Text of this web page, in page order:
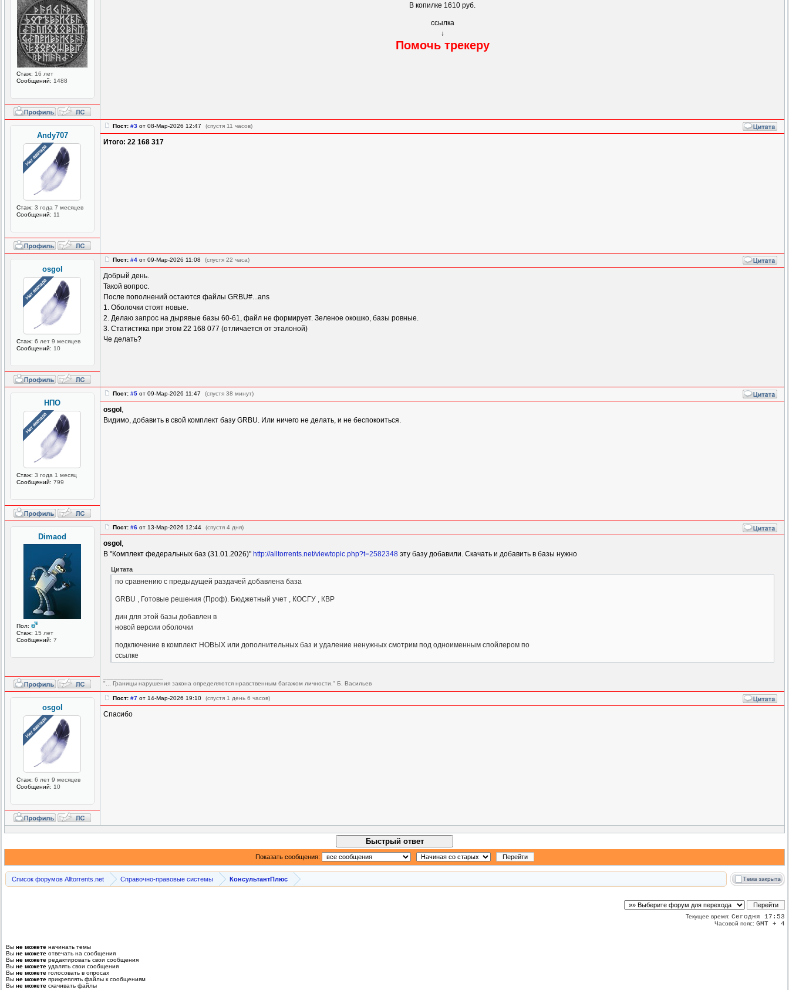
Стаж: 16 лет
Сообщений: 1488
В копилке 1610 руб.
ссылка
↓
Помочь трекеру
Andy707
Стаж: 3 года 7 месяцев
Сообщений: 11
Пост: #3 от 08-Мар-2026 12:47 (спустя 11 часов)
Итого: 22 168 317
osgol
Стаж: 6 лет 9 месяцев
Сообщений: 10
Пост: #4 от 09-Мар-2026 11:08 (спустя 22 часа)
Добрый день.
Такой вопрос.
После пополнений остаются файлы GRBU#...ans
1. Оболочки стоят новые.
2. Делаю запрос на дырявые базы 60-61, файл не формирует. Зеленое окошко, базы ровные.
3. Статистика при этом 22 168 077 (отличается от эталоной)
Че делать?
НПО
Стаж: 3 года 1 месяц
Сообщений: 799
Пост: #5 от 09-Мар-2026 11:47 (спустя 38 минут)
osgol ,
Видимо, добавить в свой комплект базу GRBU. Или ничего не делать, и не беспокоиться.
Dimaod
Пол:
Стаж: 15 лет
Сообщений: 7
Пост: #6 от 13-Мар-2026 12:44 (спустя 4 дня)
osgol ,
В "Комплект федеральных баз (31.01.2026)" http://alltorrents.net/viewtopic.php?t=2582348 эту базу добавили. Скачать и добавить в базы нужно
Цитата
по сравнению с предыдущей раздачей добавлена база
GRBU , Готовые решения (Проф). Бюджетный учет , КОСГУ , КВР
дин для этой базы добавлен в
новой версии оболочки
подключение в комплект НОВЫХ или дополнительных баз и удаление ненужных смотрим под одноименным спойлером по
ссылке
"... Границы нарушения закона определяются нравственным багажом личности." Б. Васильев
osgol
Стаж: 6 лет 9 месяцев
Сообщений: 10
Пост: #7 от 14-Мар-2026 19:10 (спустя 1 день 6 часов)
Спасибо
Быстрый ответ
Показать сообщения:
Список форумов Alltorrents.net Справочно-правовые системы КонсультантПлюс
Текущее время: Сегодня 17:53
Часовой пояс: GMT + 4
Вы не можете начинать темы
Вы не можете отвечать на сообщения
Вы не можете редактировать свои сообщения
Вы не можете удалять свои сообщения
Вы не можете голосовать в опросах
Вы не можете прикреплять файлы к сообщениям
Вы не можете скачивать файлы